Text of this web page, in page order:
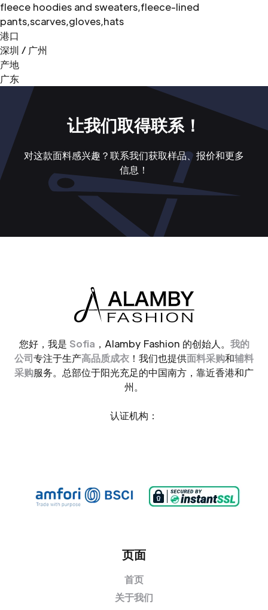
fleece hoodies and sweaters,fleece-lined
pants,scarves,gloves,hats
港口
深圳 / 广州
产地
广东
让我们取得联系！
对这款面料感兴趣？联系我们获取样品、报价和更多
信息！
您好，我是 Sofia ，Alamby Fashion 的创始人。 我的
公司专注于生产高品质成衣 ！我们也提供面料采购和辅料
采购服务。总部位于阳光充足的中国南方，靠近香港和广
州。
认证机构：
页面
首页
关于我们